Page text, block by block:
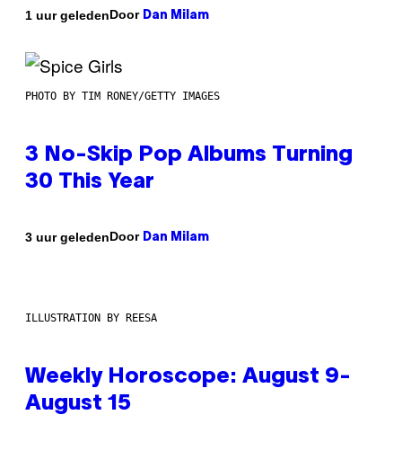
1 uur geledenDoor Dan Milam
PHOTO BY TIM RONEY/GETTY IMAGES
3 No-Skip Pop Albums Turning
30 This Year
3 uur geledenDoor Dan Milam
ILLUSTRATION BY REESA
Weekly Horoscope: August 9-
August 15